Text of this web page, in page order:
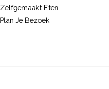
Zelfgemaakt Eten
Plan Je Bezoek